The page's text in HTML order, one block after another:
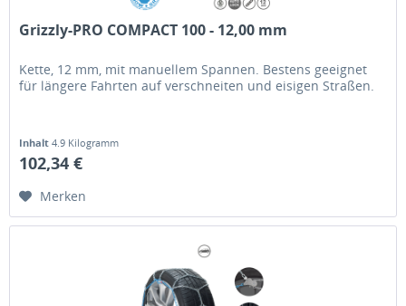
Grizzly-PRO COMPACT 100 - 12,00 mm
Kette, 12 mm, mit manuellem Spannen. Bestens geeignet
für längere Fahrten auf verschneiten und eisigen Straßen.
Inhalt4.9 Kilogramm
102,34 €
Merken